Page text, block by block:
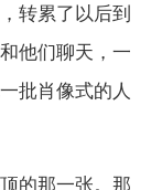
转累了以后到
他们聊天，一
批肖像式的人
的那一张。那